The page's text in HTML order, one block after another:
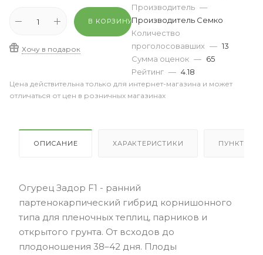
В КОРЗИНУ
Хочу в подарок
Производитель —
Производитель Семко
Количество
проголосовавших — 13
Сумма оценок — 65
Рейтинг — 4.18
Цена действительна только для интернет-магазина и может
отличаться от цен в розничных магазинах
ОПИСАНИЕ ХАРАКТЕРИСТИКИ ПУНКТЫ
Огурец Задор F1 - ранний
партенокарпический гибрид корнишонного
типа для пленочных теплиц, парников и
открытого грунта. От всходов до
плодоношения 38–42 дня. Плоды